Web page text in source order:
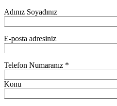
Adınız Soyadınız
E-posta adresiniz
Telefon Numaranız *
Konu